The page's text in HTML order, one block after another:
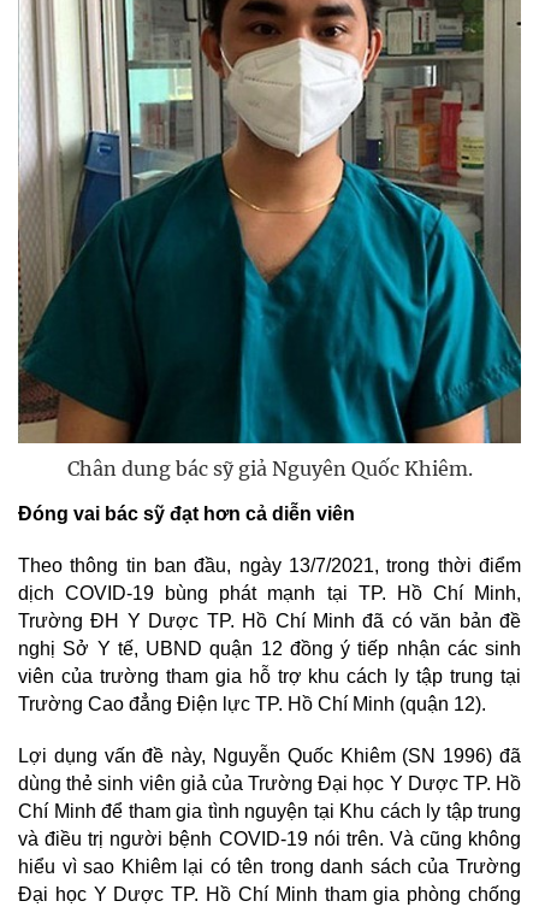
Chân dung bác sỹ giả Nguyên Quốc Khiêm.
Đóng vai bác sỹ đạt hơn cả diễn viên
Theo thông tin ban đầu, ngày 13/7/2021, trong thời điểm
dịch COVID-19 bùng phát mạnh tại TP. Hồ Chí Minh,
Trường ĐH Y Dược TP. Hồ Chí Minh đã có văn bản đề
nghị Sở Y tế, UBND quận 12 đồng ý tiếp nhận các sinh
viên của trường tham gia hỗ trợ khu cách ly tập trung tại
Trường Cao đẳng Điện lực TP. Hồ Chí Minh (quận 12).
Lợi dụng vấn đề này, Nguyễn Quốc Khiêm (SN 1996) đã
dùng thẻ sinh viên giả của Trường Đại học Y Dược TP. Hồ
Chí Minh để tham gia tình nguyện tại Khu cách ly tập trung
và điều trị người bệnh COVID-19 nói trên. Và cũng không
hiểu vì sao Khiêm lại có tên trong danh sách của Trường
Đại học Y Dược TP. Hồ Chí Minh tham gia phòng chống